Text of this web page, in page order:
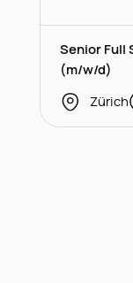
Senior Full
(m/w/d)
Zürich